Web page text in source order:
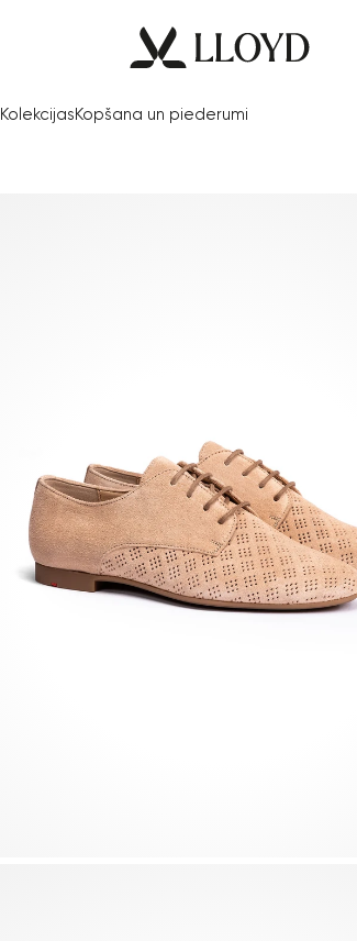
KolekcijasKopšana un piederumi